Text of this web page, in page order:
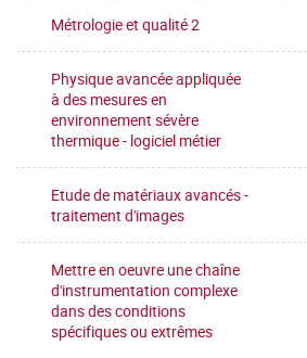
Métrologie et qualité 2
Physique avancée appliquée
à des mesures en
environnement sévère
thermique - logiciel métier
Etude de matériaux avancés -
traitement d'images
Mettre en oeuvre une chaîne
d'instrumentation complexe
dans des conditions
spécifiques ou extrêmes